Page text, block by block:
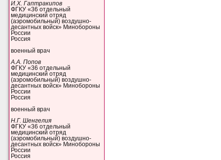
И.Х. Гаптракипов
ФГКУ «36 отдельный
медицинский отряд
(аэромобильный) воздушно-
десантных войск» Минобороны
России
Россия
военный врач
А.А. Попов
ФГКУ «36 отдельный
медицинский отряд
(аэромобильный) воздушно-
десантных войск» Минобороны
России
Россия
военный врач
Н.Г. Шенгелия
ФГКУ «36 отдельный
медицинский отряд
(аэромобильный) воздушно-
десантных войск» Минобороны
России
Россия